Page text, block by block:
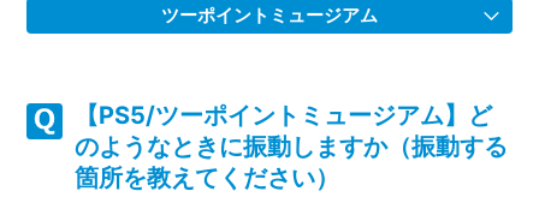
ツーポイントミュージアム
はどこですか
【PS5/ツーポイントミュージアム】パッケージ版にエクスプ
ローラーエディション特典のDLC紙が入っていない
【PS5/ツーポイントミュージアム】ど
のようなときに振動しますか（振動する
箇所を教えてください）